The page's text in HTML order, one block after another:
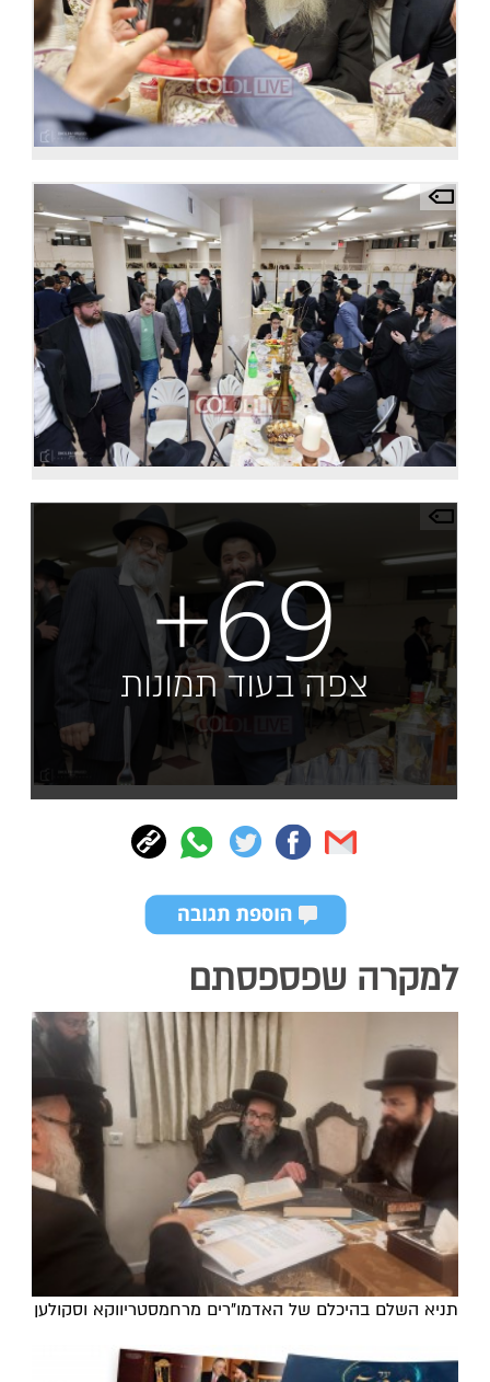
+69
צפה בעוד תמונות
למקרה שפספסתם
תניא השלם בהיכלם של האדמו"רים מרחמסטריווקא וסקולען